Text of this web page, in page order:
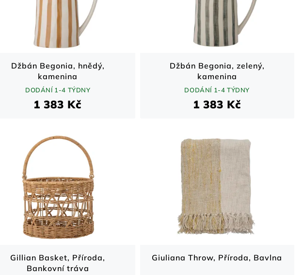
Džbán Begonia, hnědý,
kamenina
DODÁNÍ 1-4 TÝDNY
1 383 Kč
Džbán Begonia, zelený,
kamenina
DODÁNÍ 1-4 TÝDNY
1 383 Kč
Gillian Basket, Příroda,
Bankovní tráva
Giuliana Throw, Příroda, Bavlna